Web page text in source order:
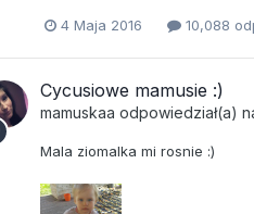
4 Maja 2016 10,088
Cycusiowe mamusie :)
mamuskaa odpowiedział(a)
Mala ziomalka mi rosnie :)